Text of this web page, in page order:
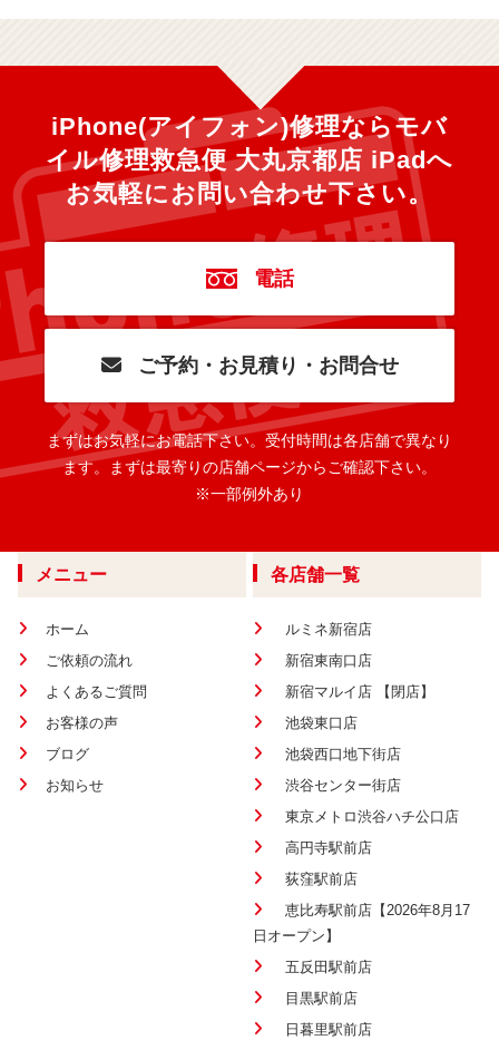
iPhone(アイフォン)修理ならモバ
イル修理救急便 大丸京都店 iPadへ
お気軽にお問い合わせ下さい。
電話
ご予約・お見積り・お問合せ
まずはお気軽にお電話下さい。 受付時間は各店舗で異なり
ます。
まずは最寄りの店舗ページからご確認下さい。
※一部例外あり
メニュー
ホーム
ご依頼の流れ
よくあるご質問
お客様の声
ブログ
お知らせ
各店舗一覧
ルミネ新宿店
新宿東南口店
新宿マルイ店 【閉店】
池袋東口店
池袋西口地下街店
渋谷センター街店
東京メトロ渋谷ハチ公口店
高円寺駅前店
荻窪駅前店
恵比寿駅前店【2026年8月17
日オープン】
五反田駅前店
目黒駅前店
日暮里駅前店